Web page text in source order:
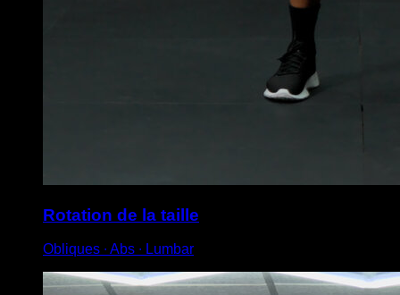
Rotation de la taille
Obliques ∙ Abs ∙ Lumbar